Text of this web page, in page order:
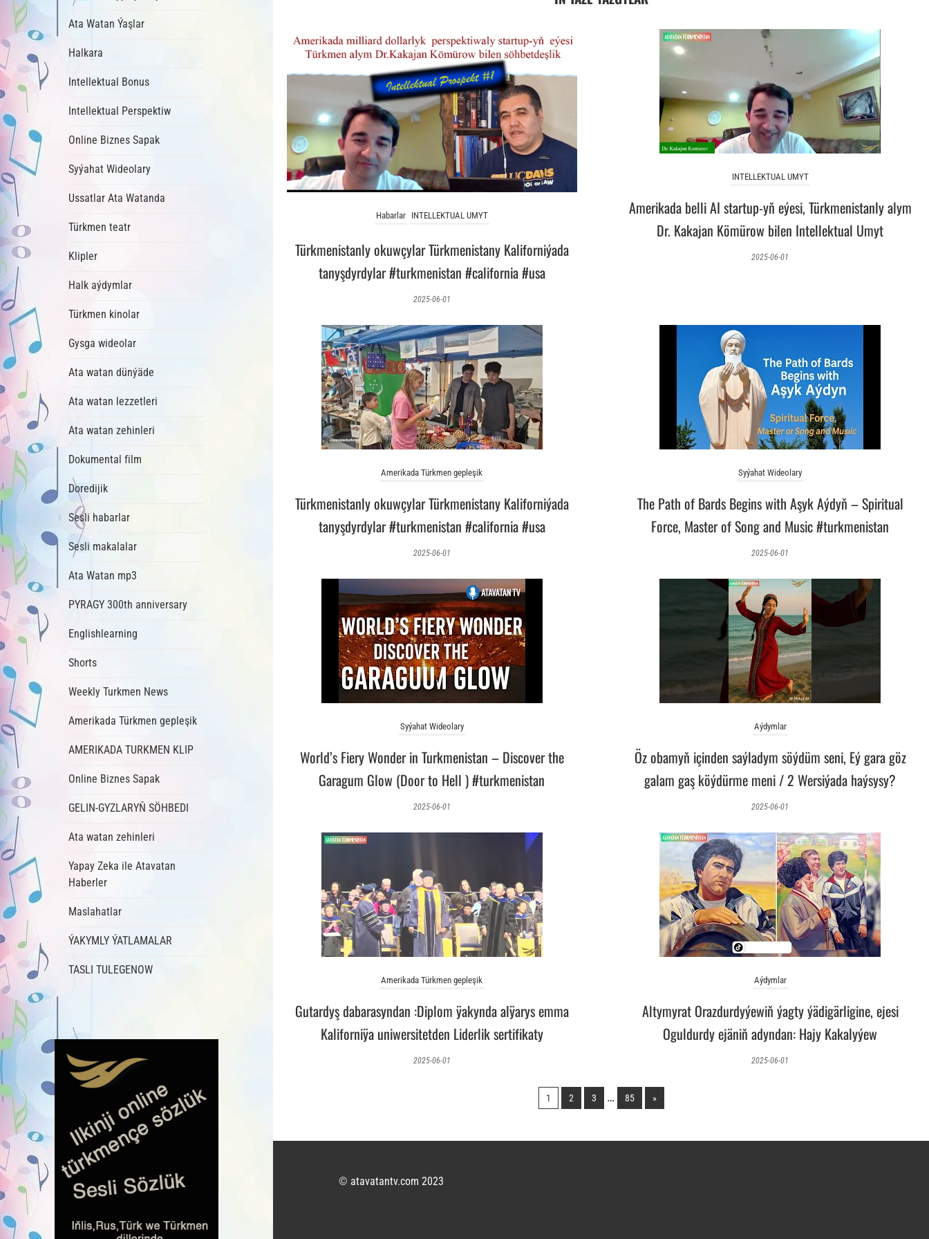
Ata Watan Ýaşlar
Halkara
Intellektual Bonus
Intellektual Perspektiw
Online Biznes Sapak
Syýahat Wideolary
Ussatlar Ata Watanda
Türkmen teatr
Klipler
Halk aýdymlar
Türkmen kinolar
Gysga wideolar
Ata watan dünýäde
Ata watan lezzetleri
Ata watan zehinleri
Dokumental film
Doredijik
Sesli habarlar
Sesli makalalar
Ata Watan mp3
PYRAGY 300th anniversary
Englishlearning
Shorts
Weekly Turkmen News
Amerikada Türkmen gepleşik
AMERIKADA TURKMEN KLIP
Online Biznes Sapak
GELIN-GYZLARYŇ SÖHBEDI
Ata watan zehinleri
Yapay Zeka ile Atavatan
Haberler
Maslahatlar
ÝAKYMLY ÝATLAMALAR
TASLI TULEGENOW
Habarlar INTELLEKTUAL UMYT
Türkmenistanly okuwçylar Türkmenistany Kaliforniýada
tanyşdyrdylar #turkmenistan #california #usa
2025-06-01
INTELLEKTUAL UMYT
Amerikada belli AI startup-yň eýesi, Türkmenistanly alym
Dr. Kakajan Kömürow bilen Intellektual Umyt
2025-06-01
Amerikada Türkmen gepleşik
Türkmenistanly okuwçylar Türkmenistany Kaliforniýada
tanyşdyrdylar #turkmenistan #california #usa
2025-06-01
Syýahat Wideolary
The Path of Bards Begins with Aşyk Aýdyň – Spiritual
Force, Master of Song and Music #turkmenistan
2025-06-01
Syýahat Wideolary
World’s Fiery Wonder in Turkmenistan – Discover the
Garagum Glow (Door to Hell ) #turkmenistan
2025-06-01
Aýdymlar
Öz obamyň içinden saýladym söýdüm seni, Eý gara göz
galam gaş köýdürme meni / 2 Wersiýada haýsysy?
2025-06-01
Amerikada Türkmen gepleşik
Gutardyş dabarasyndan :Diplom ÿakynda alÿarys emma
Kaliforniÿa uniwersitetden Liderlik sertifikaty
2025-06-01
Aýdymlar
Altymyrat Orazdurdyýewiň ýagty ýädigärligine, ejesi
Oguldurdy ejäniň adyndan: Hajy Kakalyýew
2025-06-01
1 2 3 … 85 »
© atavatantv.com 2023